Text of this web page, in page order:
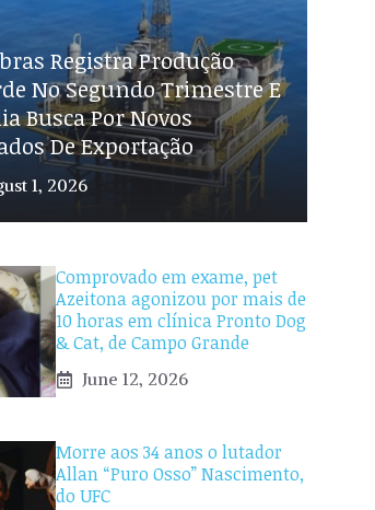
Registra Produção
No Segundo Trimestre E
Busca Por Novos
De Exportação
1, 2026
Comprovado em exame, pet
Azeitona agonizou por mais de
10 horas em clínica Pronto Dog
& Cat, de Campo Grande
June 12, 2026
Morre aos 34 anos o lutador
Allan “Puro Osso” Nascimento,
do UFC